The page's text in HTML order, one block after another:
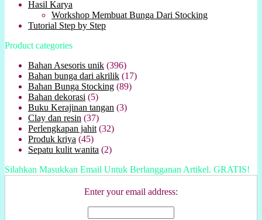
Hasil Karya
Workshop Membuat Bunga Dari Stocking
Tutorial Step by Step
Product categories
Bahan Asesoris unik (396)
Bahan bunga dari akrilik (17)
Bahan Bunga Stocking (89)
Bahan dekorasi (5)
Buku Kerajinan tangan (3)
Clay dan resin (37)
Perlengkapan jahit (32)
Produk kriya (45)
Sepatu kulit wanita (2)
Silahkan Masukkan Email Untuk Berlangganan Artikel. GRATIS!
Enter your email address: